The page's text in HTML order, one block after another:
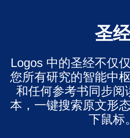
圣
Logos 中的圣经不仅
您所有研究的智能中
和任何参考书同步阅
本，一键搜索原文形
下鼠标。